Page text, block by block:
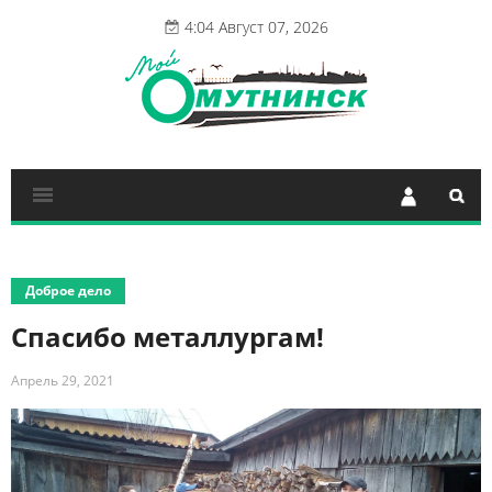
4:04 Август 07, 2026
Доброе дело
Спасибо металлургам!
Апрель 29, 2021